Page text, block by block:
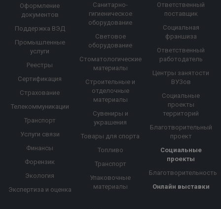
Оформление
документов
Поддержка ВЭД
Промышленные
услуги
Реестры
Сертификация
Страхование
Телекоммуникации
Транспорт
Услуги связи
Финансы
Форензик
Экология
Экспертиза и оценка
Санитарно-
гигиеническое
оборудование
Световое
оборудование
Стоматологические
материалы
Строительные и
отделочные
материалы
Сувениры и
украшения
Товары для спорта
Топливо
Транспорт
Упаковочные
материалы
Ответственный
поставщик
Социальная
франшиза
Ответственный
работодатель
Центры занятости
ВУЗов
Социальные
проекты
территорий
Благотворительный
проект
Социальные
проекты
Благотворительность
Онлайн выставки